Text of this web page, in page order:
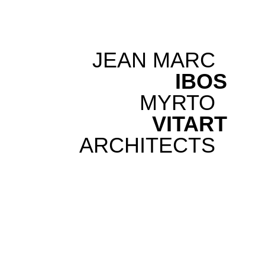
JEAN MARC
IBOS
MYRTO
VITART
ARCHITECTS